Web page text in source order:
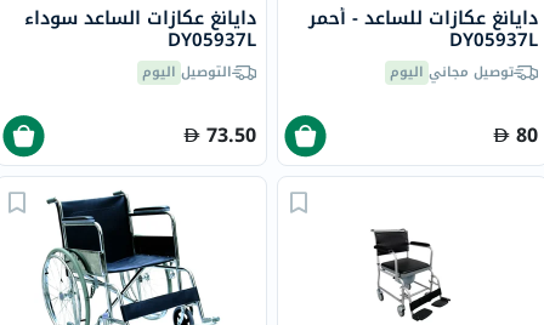
دايانغ عكازات للساعد - أحمر
DY05937L
توصيل مجاني اليوم
80
دايانغ عكازات الساعد سوداء
DY05937L
التوصيل اليوم
73.50